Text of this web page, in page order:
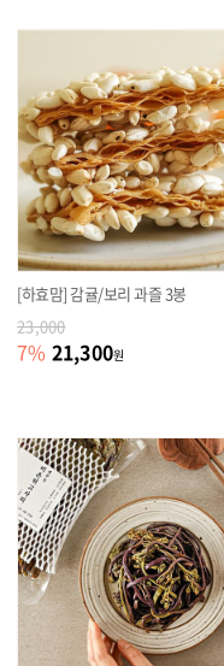
[하효맘] 감귤/보리 과즐 3봉
23,000
7% 21,300원